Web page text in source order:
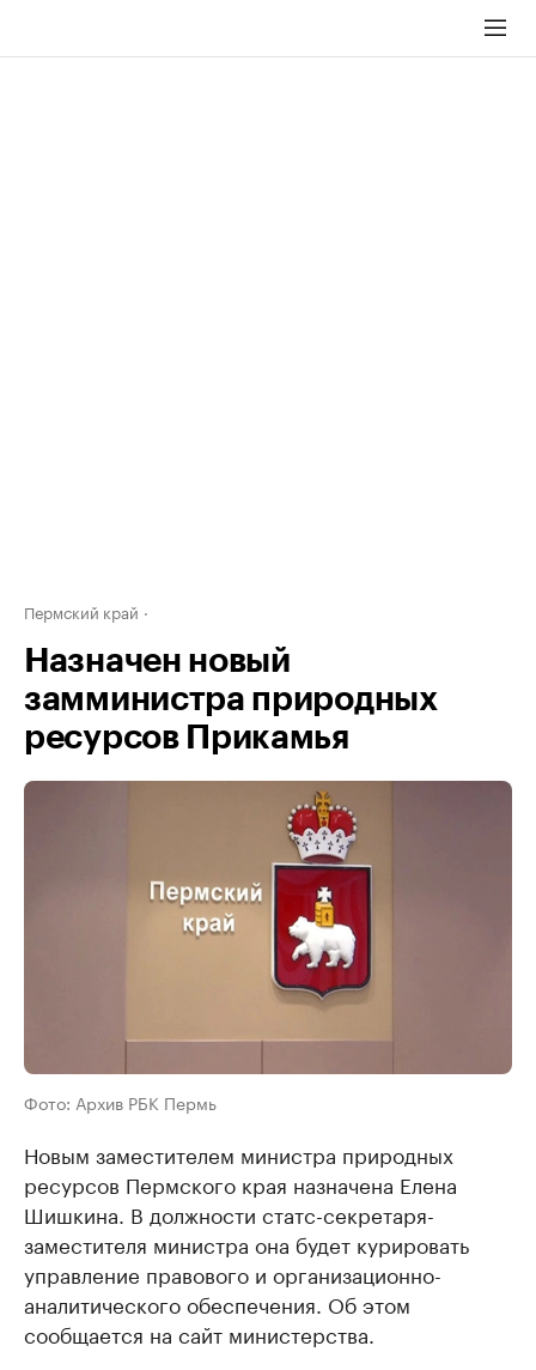
Пермский край
Назначен новый
замминистра природных
ресурсов Прикамья
Фото: Архив РБК Пермь
Новым заместителем министра природных
ресурсов Пермского края назначена Елена
Шишкина. В должности статс-секретаря-
заместителя министра она будет курировать
управление правового и организационно-
аналитического обеспечения. Об этом
сообщается на сайт министерства.